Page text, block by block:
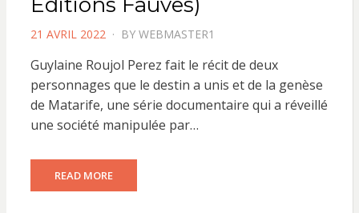
POSTED
21 AVRIL 2022 BY WEBMASTER1
Guylaine Roujol Perez fait le récit de deux
personnages que le destin a unis et de la genèse
de Matarife, une série documentaire qui a réveillé
une société manipulée par…
READ MORE